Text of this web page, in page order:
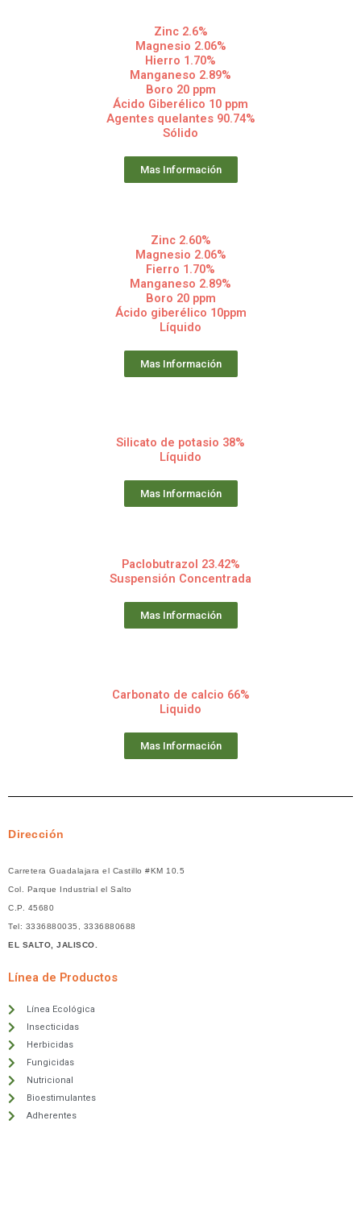
Zinc 2.6%
Magnesio 2.06%
Hierro 1.70%
Manganeso 2.89%
Boro 20 ppm
Ácido Giberélico 10 ppm
Agentes quelantes 90.74%
Sólido
Mas Información
Zinc 2.60%
Magnesio 2.06%
Fierro 1.70%
Manganeso 2.89%
Boro 20 ppm
Ácido giberélico 10ppm
Líquido
Mas Información
Silicato de potasio 38%
Líquido
Mas Información
Paclobutrazol 23.42%
Suspensión Concentrada
Mas Información
Carbonato de calcio 66%
Liquido
Mas Información
Dirección
Carretera Guadalajara el Castillo #KM 10.5
Col. Parque Industrial el Salto
C.P. 45680
Tel: 3336880035, 3336880688
EL SALTO, JALISCO.
Línea de Productos
Línea Ecológica
Insecticidas
Herbicidas
Fungicidas
Nutricional
Bioestimulantes
Adherentes